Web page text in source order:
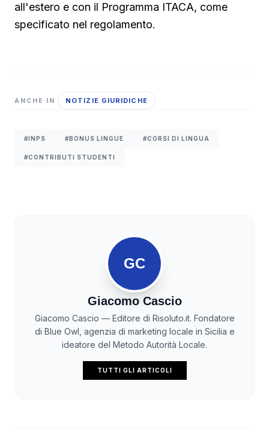
all'estero e con il Programma ITACA, come
specificato nel regolamento.
ANCHE IN NOTIZIE GIURIDICHE
#INPS #BONUS LINGUE #CORSI DI LINGUA
#CONTRIBUTI STUDENTI
GC
Giacomo Cascio
Giacomo Cascio — Editore di Risoluto.it. Fondatore
di Blue Owl, agenzia di marketing locale in Sicilia e
ideatore del Metodo Autorità Locale.
TUTTI GLI ARTICOLI